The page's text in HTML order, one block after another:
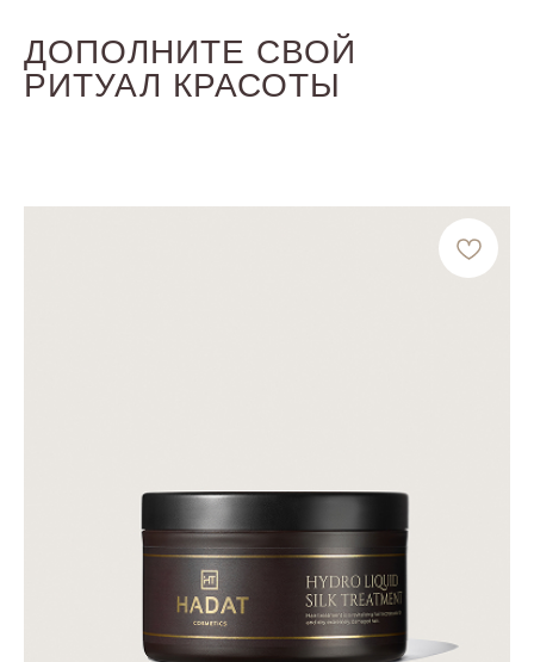
ПРОТЕИНЫ ШЁЛКА
Удерживает влагу, защищает волосы от
пересушивания и ломкости.
ДОПОЛНИТЕ СВОЙ
РИТУАЛ КРАСОТЫ